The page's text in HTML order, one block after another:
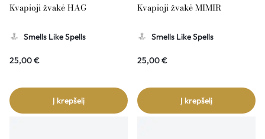
Kvapioji žvakė HAG
Smells Like Spells
25,00€
Į krepšelį
Kvapioji žvakė MIMIR
Smells Like Spells
25,00€
Į krepšelį